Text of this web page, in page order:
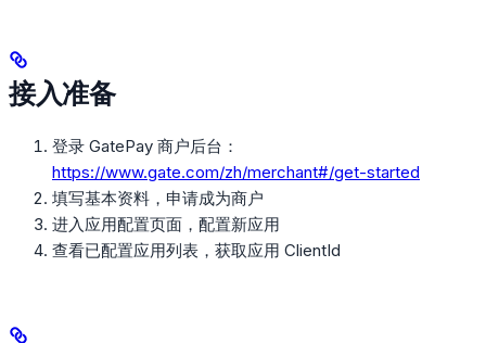
接入准备
登录 GatePay 商户后台：
https://www.gate.com/zh/merchant#/get-started
填写基本资料，申请成为商户
进入应用配置页面，配置新应用
查看已配置应用列表，获取应用 ClientId